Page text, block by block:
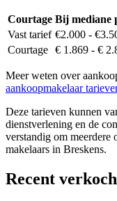
Courtage Bij mediane
Vast tarief €2.000 -
Courtage € 1.869 - €
Meer weten over
aankoopmakelaar
Deze tarieven kunnen
dienstverlening en de
verstandig om meerdere
makelaars in Breskens.
Recent